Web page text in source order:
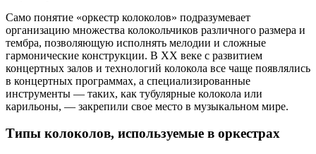
Само понятие «оркестр колоколов» подразумевает
организацию множества колокольчиков различного размера и
тембра, позволяющую исполнять мелодии и сложные
гармонические конструкции. В XX веке с развитием
концертных залов и технологий колокола все чаще появлялись
в концертных программах, а специализированные
инструменты — таких, как тубулярные колокола или
карильоны, — закрепили свое место в музыкальном мире.
Типы колоколов, используемые в оркестрах